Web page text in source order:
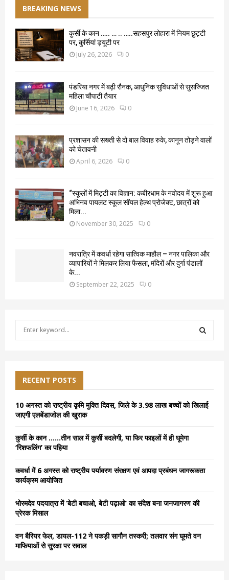
BREAKING NEWS
कुर्सी के कान ….. … .. …..सहसपुर लोहारा में नियम छुट्टी
पर, कुर्सियां ड्यूटी पर
July 26, 2026 0
पंडरिया नगर में बढ़ी रौनक, आधुनिक सुविधाओं से सुसज्जित
महिला चौपाटी तैयार
June 16, 2026 0
प्रशासन की सख्ती से दो बाल विवाह रुके, कानून तोड़ने वालों
को चेतावनी
April 6, 2026 0
“स्कूलों में मिट्टी का विज्ञान: कबीरधाम के नवोदय में शुरू हुआ
अभिनव पायलट स्कूल सॉयल हेल्थ प्रोजेक्ट, छात्रों को
मिला...
November 30, 2025 0
नवरात्रि में कवर्धा रहेगा सात्विक माहौल – नगर पालिका और
व्यापारियों ने मिलकर लिया फैसला, मंदिरों और दुर्गा पंडालों
के...
September 22, 2025 0
f
o
r
RECENT POSTS
10 अगस्त को राष्ट्रीय कृमि मुक्ति दिवस, जिले के 3.98 लाख बच्चों को खिलाई
जाएगी एलबेंडाजोल की खुराक
कुर्सी के कान ……तीन साल में कुर्सी बदलेगी, या फिर फाइलों में ही घूमेगा
‘रिशफलिंग’ का पहिया
कवर्धा में 6 अगस्त को राष्ट्रीय पर्यावरण संरक्षण एवं आपदा प्रबंधन जागरूकता
कार्यक्रम आयोजित
भोरमदेव पदयात्रा में ‘बेटी बचाओ, बेटी पढ़ाओ’ का संदेश बना जनजागरण की
प्रेरक मिसाल
वन बैरियर फेल, डायल-112 ने पकड़ी सागौन तस्करी; तलवार संग घूमते वन
माफियाओं से सुरक्षा पर सवाल